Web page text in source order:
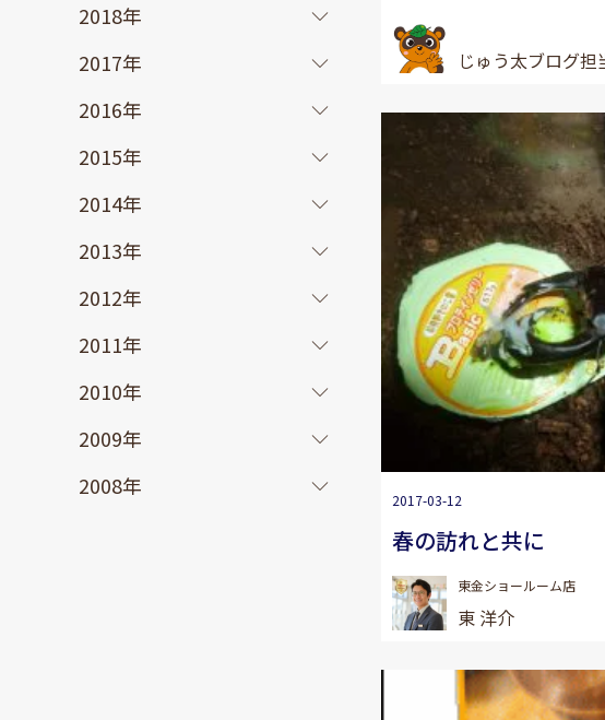
じゅう太ブログ担
2017-03-12
春の訪れと共に
東金ショールーム店
東 洋介
2018年
2017年
2016年
2015年
2014年
2013年
2012年
2011年
2010年
2009年
2008年